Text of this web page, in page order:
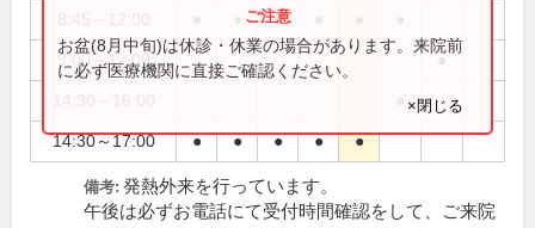
●
9:00～12:00 ●
14:30～17:00 ● ● ● ● ●
お盆(8月中旬)は休診・休業の場合があります。来院前
に必ず医療機関に直接ご確認ください。
×閉じる
備考: 発熱外来を行っています。
午後は必ずお電話にて受付時間確認をして、ご来院